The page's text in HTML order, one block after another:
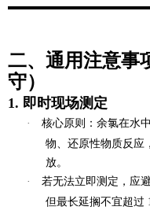
二、通用注意事
守）
1. 即时现场测定
· 核心原则 ：余氯在水
物、还原性物质反应，
放。
·
若无法立即测定，应
但最长延搁不宜超过